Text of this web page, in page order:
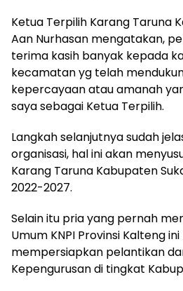
Ketua Terpilih Karang Taruna
Aan Nurhasan mengatakan,
terima kasih banyak kepada
kecamatan yg telah
kepercayaan atau amanah
saya sebagai Ketua Terpilih.
Langkah selanjutnya sudah
organisasi, hal ini akan
Karang Taruna Kabupaten
2022-2027.
Selain itu pria yang pernah
Umum KNPI Provinsi Kalteng
mempersiapkan pelantikan
Kepengurusan di tingkat